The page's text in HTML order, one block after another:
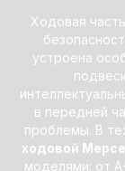
Ходовая
устроена
в передней
проблемы. В
ходовой
моделями: от